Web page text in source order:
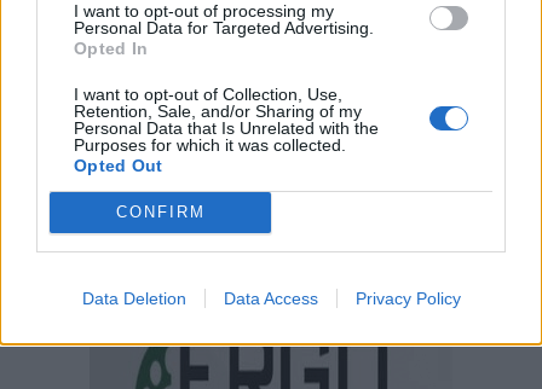
I want to opt-out of processing my
Personal Data for Targeted Advertising.
Opted In
I want to opt-out of Collection, Use,
Retention, Sale, and/or Sharing of my
Personal Data that Is Unrelated with the
Purposes for which it was collected.
Opted Out
CONFIRM
Data Deletion Data Access Privacy Policy